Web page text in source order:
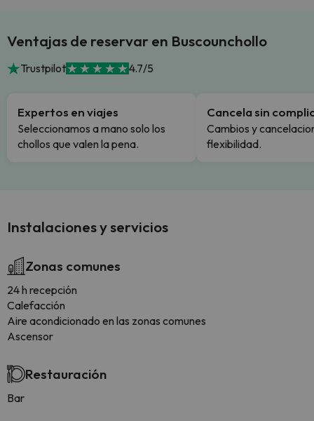
Ventajas de reservar en Buscounchollo
Trustpilot 4.7/5
Expertos en viajes
Seleccionamos a mano solo los
chollos que valen la pena.
Cancela sin
Cambios y
flexibilidad.
Instalaciones y servicios
Zonas comunes
24 h recepción
Calefacción
Aire acondicionado en las zonas comunes
Ascensor
Restauración
Bar